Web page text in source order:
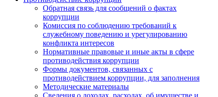
Обратная связь для сообщений о фактах
коррупции
Комиссия по соблюдению требований к
служебному поведению и урегулированию
конфликта интересов
Нормативные правовые и иные акты в сфере
противодействия коррупции
Формы документов, связанных с
противодействием коррупции, для заполнения
Методические материалы
Сведения о доходах, расходах, об имуществе и